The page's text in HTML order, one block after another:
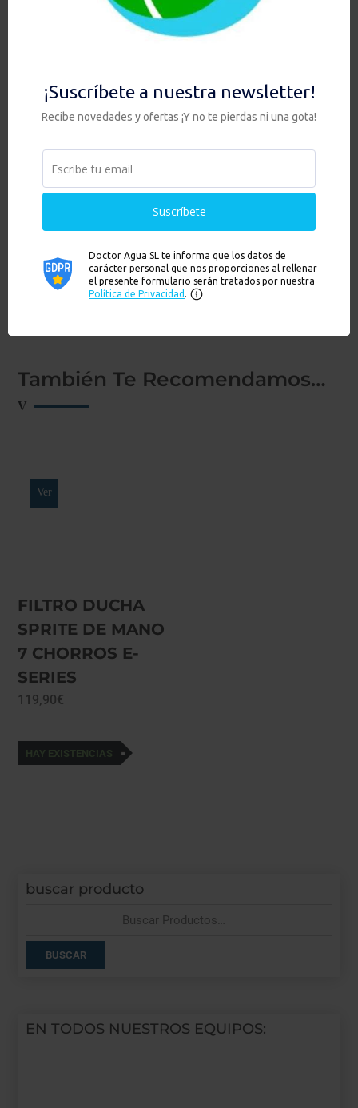
HCS DUO ANTI
NITRATOS Con
ZEOLITA
HAY EXISTENCIAS
HCS DUO ANTI
399,00€
Ver
También Te Recomendamos…
FILTRO DUCHA
SPRITE DE MANO
7 CHORROS E-
SERIES
119,90€
HAY EXISTENCIAS
Ver
buscar producto
BUSCAR
EN TODOS NUESTROS EQUIPOS: